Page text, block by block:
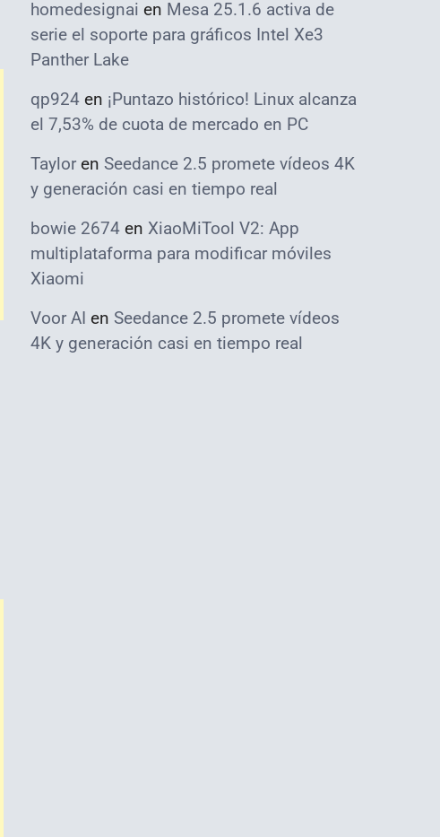
homedesignai en Mesa 25.1.6 activa de
serie el soporte para gráficos Intel Xe3
Panther Lake
qp924 en ¡Puntazo histórico! Linux alcanza
el 7,53% de cuota de mercado en PC
Taylor en Seedance 2.5 promete vídeos 4K
y generación casi en tiempo real
bowie 2674 en XiaoMiTool V2: App
multiplataforma para modificar móviles
Xiaomi
Voor AI en Seedance 2.5 promete vídeos
4K y generación casi en tiempo real